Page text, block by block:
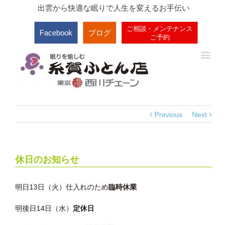
出雲から快適な眠りで人生を変えるお手伝い
Facebook ブログ
ご相談・メンテナンス
ご予約
Previous Next
休日のお知らせ
明日13日（火）仕入れのため臨時休業
明後日14日（水） 定休日